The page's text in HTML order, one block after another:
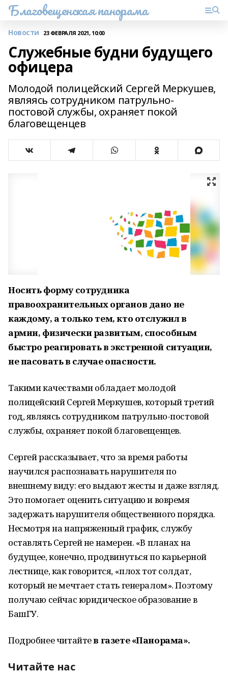
Благовещенская панорама
Новости 23 ФЕВРАЛЯ 2021, 10:00
Служебные будни будущего
офицера
Молодой полицейский Сергей Меркушев,
являясь сотрудником патрульно-
постовой службы, охраняет покой
благовещенцев
Носить форму сотрудника
правоохранительных органов дано не
каждому, а только тем, кто отслужил в
армии, физически развитым, способным
быстро реагировать в экстренной ситуации,
не пасовать в случае опасности.
Такими качествами обладает молодой
полицейский Сергей Меркушев, который третий
год, являясь сотрудником патрульно-постовой
службы, охраняет покой благовещенцев.
Сергей рассказывает, что за время работы
научился распознавать нарушителя по
внешнему виду: его выдают жесты и даже взгляд.
Это помогает оценить ситуацию и вовремя
задержать нарушителя общественного порядка.
Несмотря на напряженный график, службу
оставлять Сергей не намерен. «В планах на
будущее, конечно, продвинуться по карьерной
лестнице, как говорится, «плох тот солдат,
который не мечтает стать генералом». Поэтому
получаю сейчас юридическое образование в
БашГУ.
Подробнее читайтев газете «Панорама».
Читайте нас